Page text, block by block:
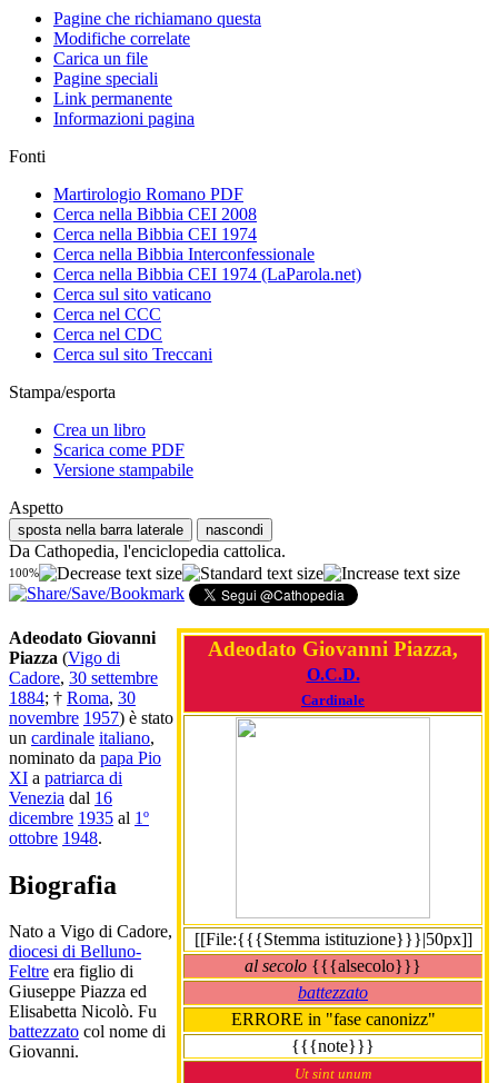
Pagine che richiamano questa
Modifiche correlate
Carica un file
Pagine speciali
Link permanente
Informazioni pagina
Fonti
Martirologio Romano PDF
Cerca nella Bibbia CEI 2008
Cerca nella Bibbia CEI 1974
Cerca nella Bibbia Interconfessionale
Cerca nella Bibbia CEI 1974 (LaParola.net)
Cerca sul sito vaticano
Cerca nel CCC
Cerca nel CDC
Cerca sul sito Treccani
Stampa/esporta
Crea un libro
Scarica come PDF
Versione stampabile
Aspetto
sposta nella barra laterale nascondi
Da Cathopedia, l'enciclopedia cattolica.
100%
Adeodato Giovanni Piazza,
O.C.D.
Cardinale
[[File:{{{Stemma istituzione}}}|50px]]
al secolo {{{alsecolo}}}
battezzato
ERRORE in "fase canonizz"
{{{note}}}
Ut sint unum
Adeodato Giovanni
Piazza (Vigo di
Cadore, 30 settembre
1884; † Roma, 30
novembre 1957) è stato
un cardinale italiano,
nominato da papa Pio
XI a patriarca di
Venezia dal 16
dicembre 1935 al 1º
ottobre 1948.
Biografia
Nato a Vigo di Cadore,
diocesi di Belluno-
Feltre era figlio di
Giuseppe Piazza ed
Elisabetta Nicolò. Fu
battezzato col nome di
Giovanni.